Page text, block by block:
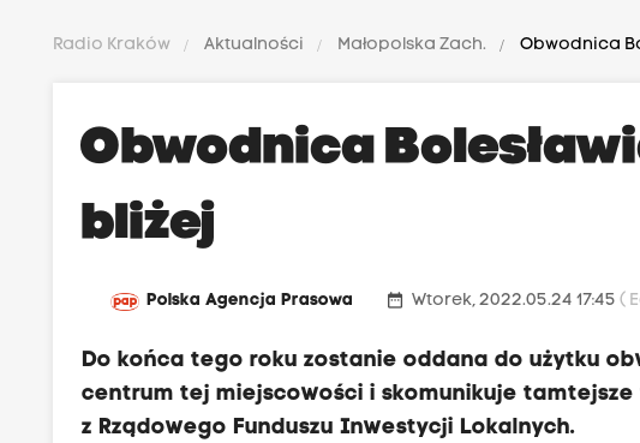
Radio Kraków Aktualności Małopolska Zach. Obwodnica
Obwodnica
bliżej
Polska Agencja Prasowa date_range Wtorek, 2022.05.24 17:45(
Do końca tego roku zostanie oddana do użytku
centrum tej miejscowości i skomunikuje
z Rządowego Funduszu Inwestycji Lokalnych.